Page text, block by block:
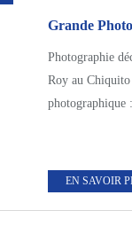
Photographie
Roy au
photographique
EN SAVOIR